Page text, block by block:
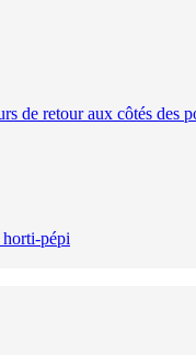
de retour aux côtés des
pépi